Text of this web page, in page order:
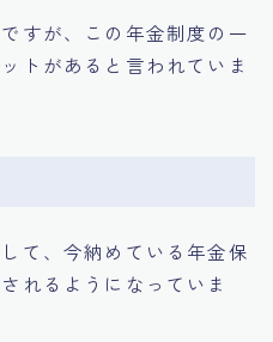
すが、この年金制度の一
トがあると言われていま
て、今納めている年金保
れるようになっていま